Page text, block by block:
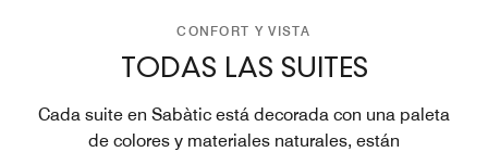
CONFORT Y VISTA
TODAS LAS SUITES
Cada suite en Sabàtic está decorada con una paleta
de colores y materiales naturales, están